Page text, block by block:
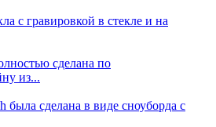
с гравировкой в стекле и на
сделана по
из...
была сделана в виде сноуборда с